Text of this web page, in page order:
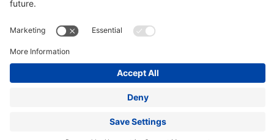
Hero Global| Copyright © Hero 2024